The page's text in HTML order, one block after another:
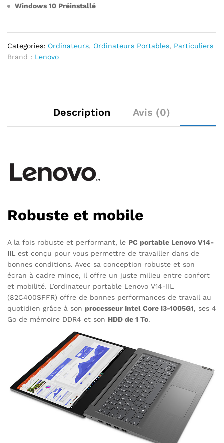
Windows 10 Préinstallé
Categories: Ordinateurs, Ordinateurs Portables, Particuliers
Brand : Lenovo
Description Avis (0)
Robuste et mobile
A la fois robuste et performant, le PC portable Lenovo V14-
IIL est conçu pour vous permettre de travailler dans de
bonnes conditions. Avec sa conception robuste et son
écran à cadre mince, il offre un juste milieu entre confort
et mobilité. L’ordinateur portable Lenovo V14-IIL
(82C400SFFR) offre de bonnes performances de travail au
quotidien grâce à son processeur Intel Core i3-1005G1, ses 4
Go de mémoire DDR4 et son HDD de 1 To.